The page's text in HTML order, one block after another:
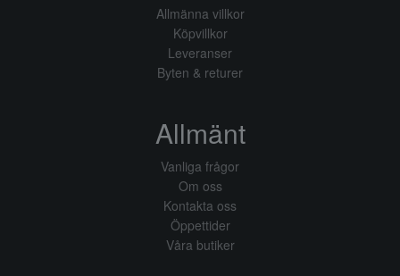
Allmänna villkor
Köpvillkor
Leveranser
Byten & returer
Allmänt
Vanliga frågor
Om oss
Kontakta oss
Öppettider
Våra butiker